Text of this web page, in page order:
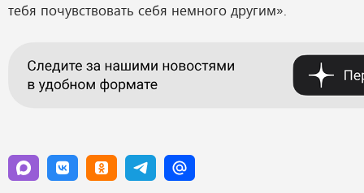
тебя почувствовать себя немного другим».